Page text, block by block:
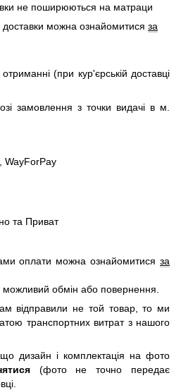
не поширюються на матраци
можна ознайомитися за
(при кур'єрській доставці
замовлення з точки видачі в м.
WayForPay
та Приват
оплати можна ознайомитися за
можливий обмін або повернення.
відправили не той товар, то ми
транспортних витрат з нашого
дизайн і комплектація на фото
(фото не точно передає